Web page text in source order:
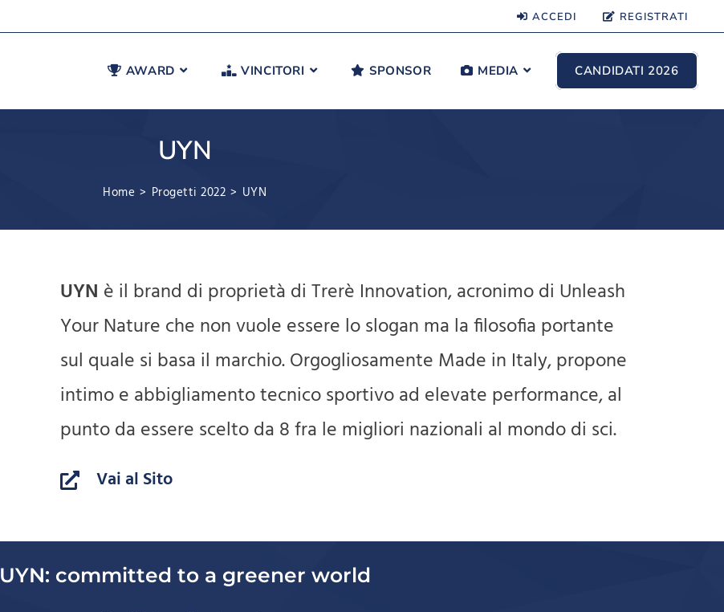
ACCEDI REGISTRATI
AWARD VINCITORI SPONSOR MEDIA CANDIDATI 2026
UYN
Home > Progetti 2022 > UYN
UYN è il brand di proprietà di Trerè Innovation, acronimo di Unleash
Your Nature che non vuole essere lo slogan ma la filosofia portante
sul quale si basa il marchio. Orgogliosamente Made in Italy, propone
intimo e abbigliamento tecnico sportivo ad elevate performance, al
punto da essere scelto da 8 fra le migliori nazionali al mondo di sci.
Vai al Sito
UYN: committed to a greener world